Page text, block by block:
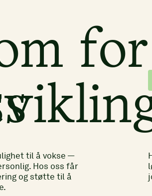
for
til å vokse —
Hos oss får
og støtte til å